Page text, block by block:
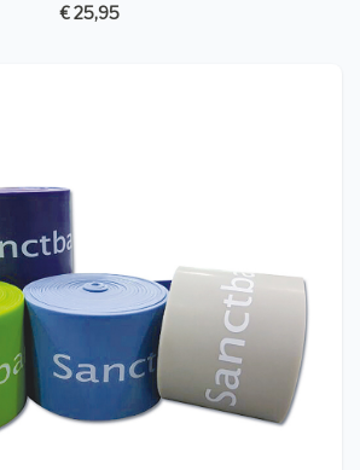
€ 25,95